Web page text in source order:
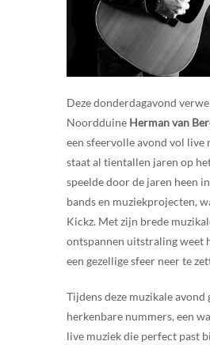
Deze donderdagavond
Noordduine Herman van
een sfeervolle avond vol live
staat al tientallen jaren op
speelde door de jaren heen
bands en muziekprojecten,
Kickz. Met zijn brede
ontspannen uitstraling weet
een gezellige sfeer neer te
Tijdens deze muzikale avond
herkenbare nummers, een
live muziek die perfect past